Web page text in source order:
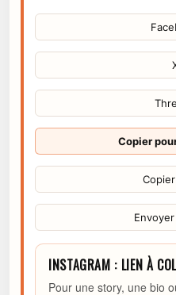
Copier
INSTAGRAM : LIEN À
Pour une story, une bio